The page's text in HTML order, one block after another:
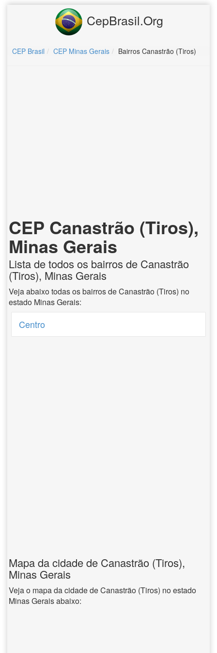
CepBrasil.Org
CEP Brasil CEP Minas Gerais Bairros Canastrão (Tiros)
CEP Canastrão (Tiros),
Minas Gerais
Lista de todos os bairros de Canastrão
(Tiros), Minas Gerais
Veja abaixo todas os bairros de Canastrão (Tiros) no
estado Minas Gerais:
Centro
Mapa da cidade de Canastrão (Tiros),
Minas Gerais
Veja o mapa da cidade de Canastrão (Tiros) no estado
Minas Gerais abaixo: